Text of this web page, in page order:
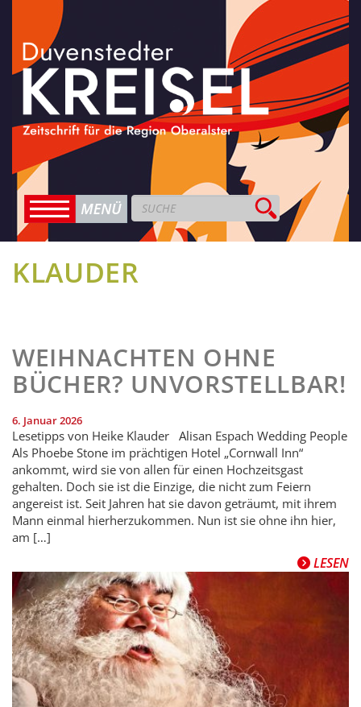
KLAUDER
WEIHNACHTEN OHNE
BÜCHER? UNVORSTELLBAR!
6. Januar 2026
Lesetipps von Heike Klauder Alisan Espach Wedding People
Als Phoebe Stone im prächtigen Hotel „Cornwall Inn“
ankommt, wird sie von allen für einen Hochzeitsgast
gehalten. Doch sie ist die Einzige, die nicht zum Feiern
angereist ist. Seit Jahren hat sie davon geträumt, mit ihrem
Mann einmal hierherzukommen. Nun ist sie ohne ihn hier,
am […]
LESEN